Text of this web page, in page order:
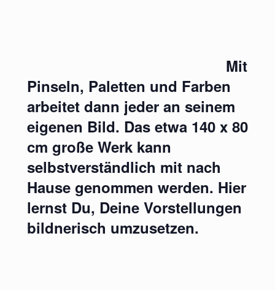
Mit
Pinseln, Paletten und Farben
arbeitet dann jeder an seinem
eigenen Bild. Das etwa 140 x 80
cm große Werk kann
selbstverständlich mit nach
Hause genommen werden. Hier
lernst Du, Deine Vorstellungen
bildnerisch umzusetzen.